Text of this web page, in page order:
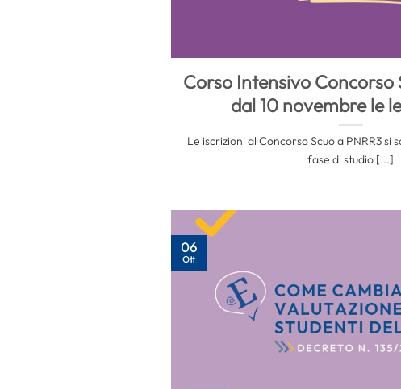
Corso Intensivo Concorso
dal 10 novembre le
Le iscrizioni al Concorso Scuola PNRR3 si
fase di studio [...]
06
Ott